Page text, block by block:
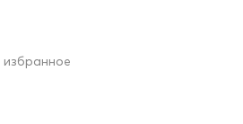
избранное